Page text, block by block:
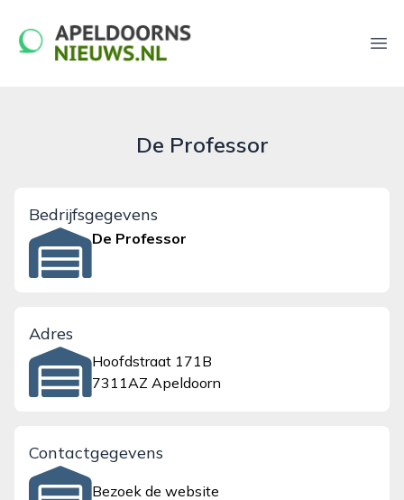
apeldoornsnieuws.nl
De Professor
Bedrijfsgegevens
De Professor
Adres
Hoofdstraat 171B
7311AZ Apeldoorn
Contactgegevens
Bezoek de website